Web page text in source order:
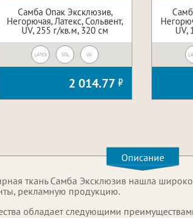
Самба Опак Эксклюзив,
Негорючая, Латекс, Сольвент,
UV, 255 г/кв.м, 320 см
LATEX SOL UV
2 014.77
UV,
Описание
ткань Самба Эксклюзив нашла
рекламную продукцию.
обладает следующими